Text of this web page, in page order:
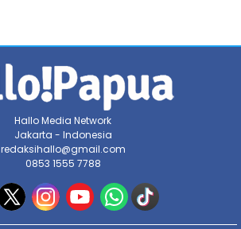
Hallo Media Network
Jakarta - Indonesia
redaksihallo@gmail.com
0853 1555 7788